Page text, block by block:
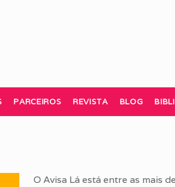
PARCEIROS REVISTA BLOG
O Avisa Lá está entre as mais